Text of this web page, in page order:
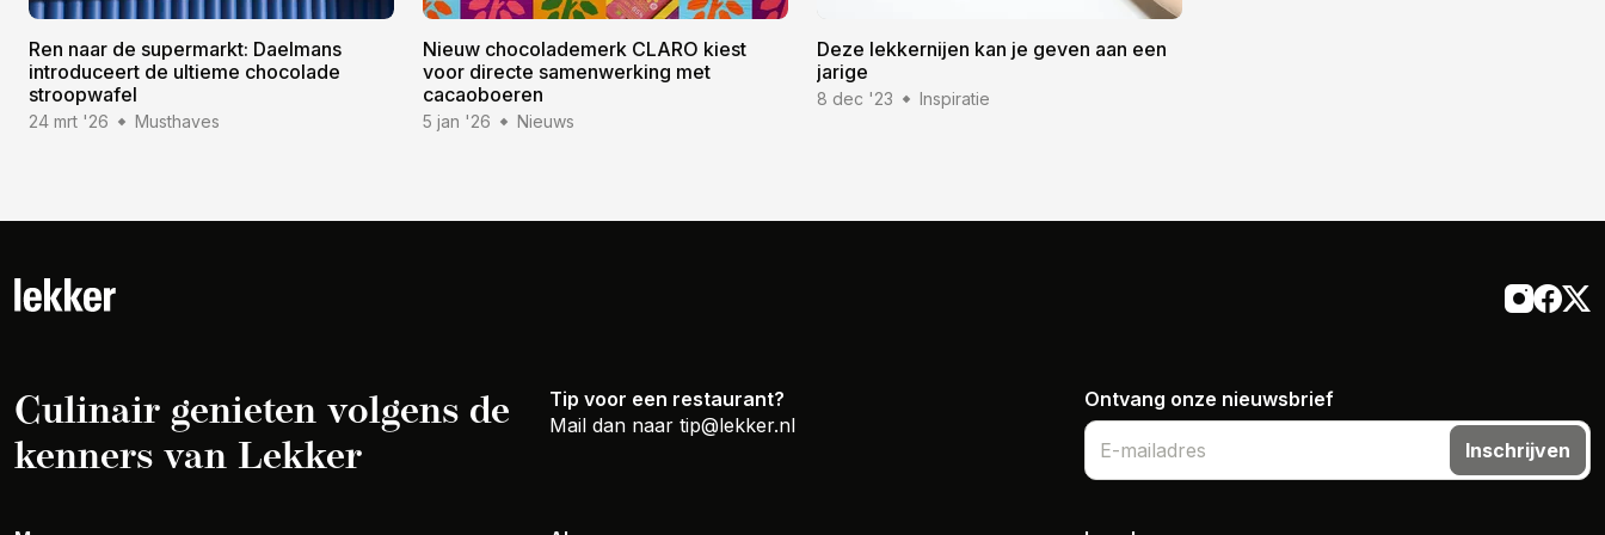
Ren naar de supermarkt: Daelmans
introduceert de ultieme chocolade
stroopwafel
24 mrt '26 Musthaves
Nieuw chocolademerk CLARO kiest
voor directe samenwerking met
cacaoboeren
5 jan '26 Nieuws
Deze lekkernijen kan je geven aan een
jarige
8 dec '23 Inspiratie
Culinair genieten volgens de
kenners van Lekker
Tip voor een restaurant?
Mail dan naar tip@lekker.nl
Ontvang onze nieuwsbrief
Inschrijven